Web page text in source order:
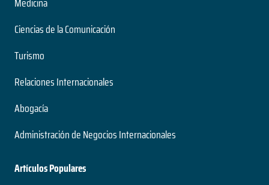
Ciencias de la Comunicación
Turismo
Relaciones Internacionales
Abogacía
Administración de Negocios Internacionales
Artículos Populares